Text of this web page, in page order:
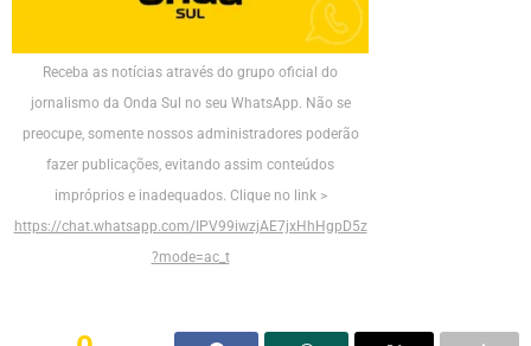
Receba as notícias através do grupo oficial do
jornalismo da Onda Sul no seu WhatsApp. Não se
preocupe, somente nossos administradores poderão
fazer publicações, evitando assim conteúdos
impróprios e inadequados. Clique no link >
https://chat.whatsapp.com/IPV99iwzjAE7jxHhHgpD5z
?mode=ac_t